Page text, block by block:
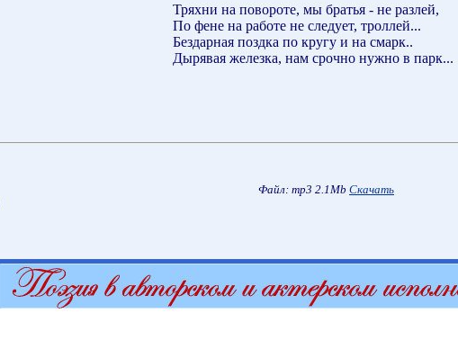
Тряхни на повороте, мы братья - не разлей,
По фене на работе не следует, троллей...
Бездарная поздка по кругу и на смарк..
Дырявая железка, нам срочно нужно в парк...
Файл: mp3 2.1Mb Скачать